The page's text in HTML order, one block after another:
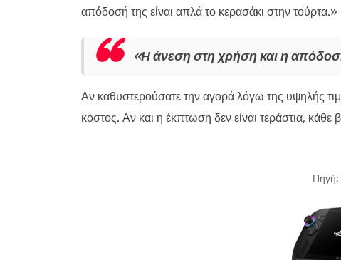
απόδοσή της είναι απλά το κερασάκι στην τούρτα.»
«Η άνεση στη χρήση και η
Αν καθυστερούσατε την αγορά λόγω της υψηλής
κόστος. Αν και η έκπτωση δεν είναι τεράστια, κάθε